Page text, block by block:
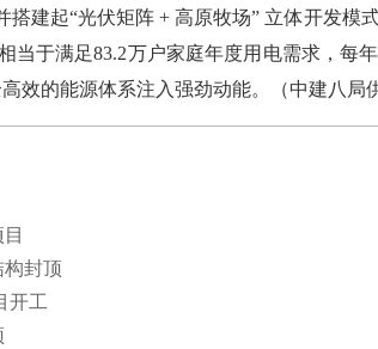
搭建起“光伏矩阵 + 高原牧场” 立体开发模
于满足83.2万户家庭年度用电需求，每
效的能源体系注入强劲动能。（中建八局
封顶
开工